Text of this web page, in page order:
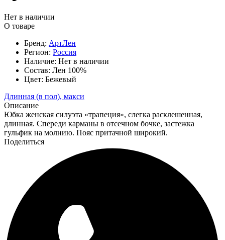
Нет в наличии
О товаре
Бренд: АртЛен
Регион: Россия
Наличие: Нет в наличии
Состав: Лен 100%
Цвет: Бежевый
Длинная (в пол), макси
Описание
Юбка женская силуэта «трапеция», слегка расклешенная,
длинная. Спереди карманы в отсечном бочке, застежка
гульфик на молнию. Пояс притачной широкий.
Поделиться